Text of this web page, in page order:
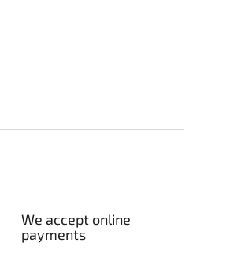
We accept online
payments